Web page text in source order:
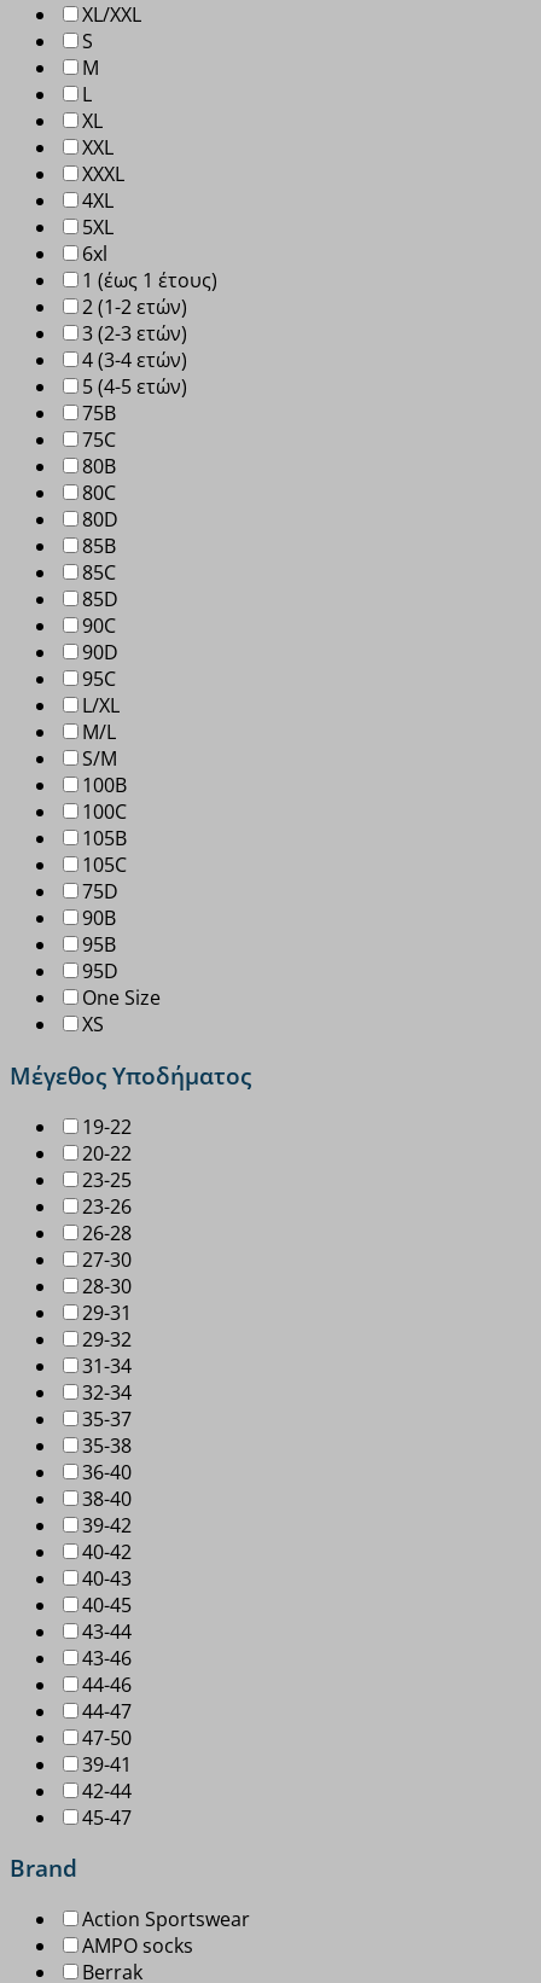
XL/XXL
S
M
L
XL
XXL
XXXL
4XL
5XL
6xl
1 (έως 1 έτους)
2 (1-2 ετών)
3 (2-3 ετών)
4 (3-4 ετών)
5 (4-5 ετών)
75B
75C
80B
80C
80D
85B
85C
85D
90C
90D
95C
L/XL
M/L
S/M
100B
100C
105B
105C
75D
90B
95B
95D
One Size
XS
Μέγεθος Υποδήματος
19-22
20-22
23-25
23-26
26-28
27-30
28-30
29-31
29-32
31-34
32-34
35-37
35-38
36-40
38-40
39-42
40-42
40-43
40-45
43-44
43-46
44-46
44-47
47-50
39-41
42-44
45-47
Brand
Action Sportswear
AMPO socks
Berrak